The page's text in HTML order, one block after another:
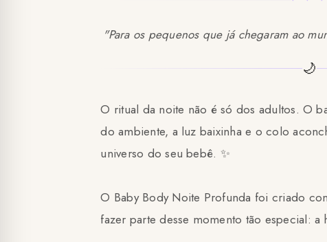
"Para os pequenos que já chegaram ao
🌙
O ritual da noite não é só dos adultos. O
do ambiente, a luz baixinha e o colo
universo do seu bebê. ✨
O Baby Body Noite Profunda foi criado
fazer parte desse momento tão especial: